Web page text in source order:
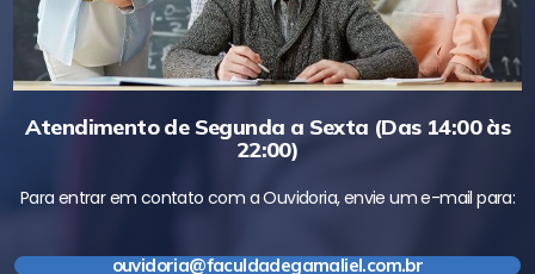
Atendimento de Segunda a Sexta (Das 14:00 às
22:00)
Para entrar em contato com a Ouvidoria, envie um e-mail para:
ouvidoria@faculdadegamaliel.com.br